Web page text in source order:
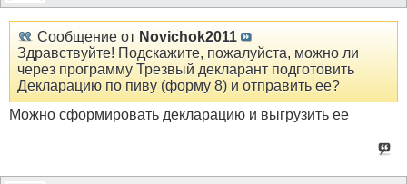
Сообщение от Novichok2011
Здравствуйте! Подскажите, пожалуйста, можно ли
через программу Трезвый декларант подготовить
Декларацию по пиву (форму 8) и отправить ее?
Можно сформировать декларацию и выгрузить ее